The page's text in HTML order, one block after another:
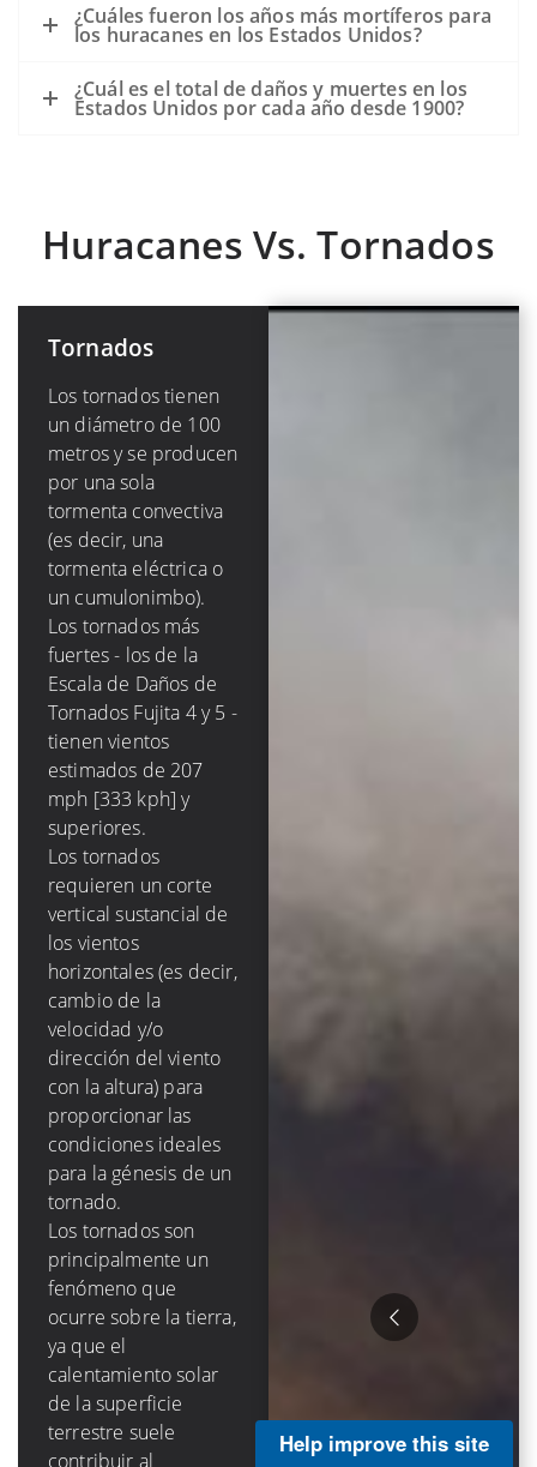
¿Cuáles fueron los años más mortíferos para
los huracanes en los Estados Unidos?
¿Cuál es el total de daños y muertes en los
Estados Unidos por cada año desde 1900?
Huracanes Vs. Tornados
Tornados
Los tornados tienen
un diámetro de 100
metros y se producen
por una sola
tormenta convectiva
(es decir, una
tormenta eléctrica o
un cumulonimbo).
Los tornados más
fuertes - los de la
Escala de Daños de
Tornados Fujita 4 y 5 -
tienen vientos
estimados de 207
mph [333 kph] y
superiores.
Los tornados
requieren un corte
vertical sustancial de
los vientos
horizontales (es decir,
cambio de la
velocidad y/o
dirección del viento
con la altura) para
proporcionar las
condiciones ideales
para la génesis de un
tornado.
Los tornados son
principalmente un
fenómeno que
ocurre sobre la tierra,
ya que el
calentamiento solar
de la superficie
terrestre suele
contribuir al
tropicales son un
que se mide en días
Los huracanes
destrucción que los
tornados debido a su
Help improve this site